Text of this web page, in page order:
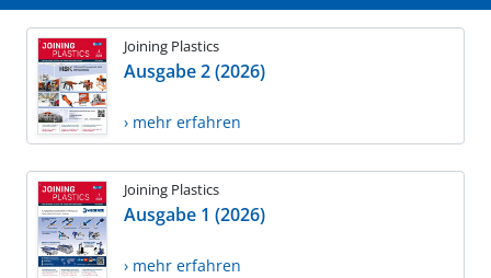
Joining Plastics
Ausgabe 2 (2026)
› mehr erfahren
Joining Plastics
Ausgabe 1 (2026)
› mehr erfahren